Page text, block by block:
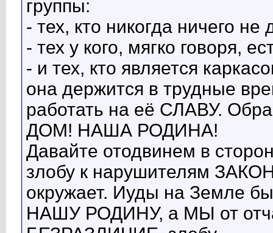
группы:
- тех, кто никогда ничего
- тех у кого, мягко говоря,
- и тех, кто является
она держится в трудные
работать на её СЛАВУ.
ДОМ! НАША РОДИНА!
Давайте отодвинем в
злобу к нарушителям
окружает. Иуды на Земле
НАШУ РОДИНУ, а МЫ от